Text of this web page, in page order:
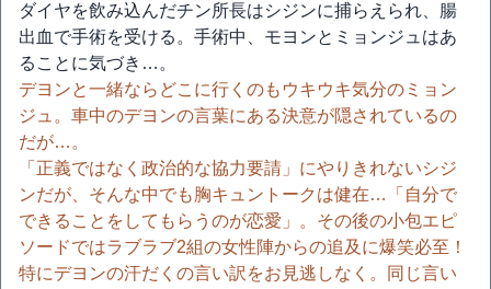
ダイヤを飲み込んだチン所長はシジンに捕らえられ、腸
出血で手術を受ける。手術中、モヨンとミョンジュはあ
ることに気づき…。
デヨンと一緒ならどこに行くのもウキウキ気分のミョン
ジュ。車中のデヨンの言葉にある決意が隠されているの
だが…。
「正義ではなく政治的な協力要請」にやりきれないシジ
ンだが、そんな中でも胸キュントークは健在…「自分で
できることをしてもらうのが恋愛」。その後の小包エピ
ソードではラブラブ2組の女性陣からの追及に爆笑必至！
特にデヨンの汗だくの言い訳をお見逃しなく。同じ言い